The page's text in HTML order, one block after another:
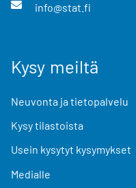
info@stat.fi
Kysy meiltä
Neuvonta ja tietopalvelu
Kysy tilastoista
Usein kysytyt kysymykset
Medialle